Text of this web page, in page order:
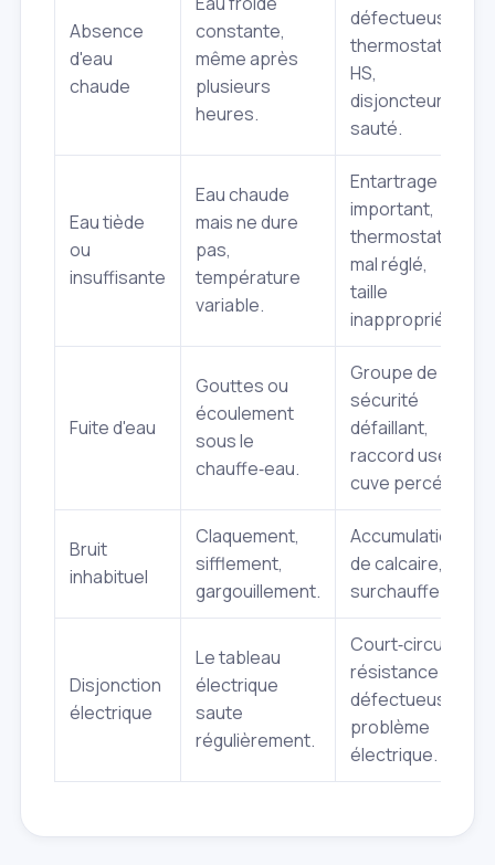
Absence
d'eau
chaude
constante,
même après
plusieurs
heures.
défectueuse,
thermostat
HS,
disjoncteur
sauté.
Eau tiède
ou
insuffisante
Eau chaude
mais ne dure
pas,
température
variable.
Entartrage
important,
thermostat
mal réglé,
taille
inappropriée.
Fuite d'eau
Gouttes ou
écoulement
sous le
chauffe‑eau.
Groupe de
sécurité
défaillant,
raccord usé,
cuve percée.
Bruit
inhabituel
Claquement,
sifflement,
gargouillement.
Accumulation
de calcaire,
surchauffe.
Disjonction
électrique
Le tableau
électrique
saute
régulièrement.
Court‑circuit,
résistance
défectueuse,
problème
électrique.